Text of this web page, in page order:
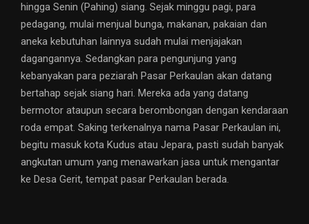
hingga Senin (Pahing) siang. Sejak minggu pagi, para
pedagang, mulai menjual bunga, makanan, pakaian dan
aneka kebutuhan lainnya sudah mulai menjajakan
dagangannya. Sedangkan para pengunjung yang
kebanyakan para peziarah Pasar Perkaulan akan datang
bertahap sejak siang hari. Mereka ada yang datang
bermotor ataupun secara berombongan dengan kendaraan
roda empat. Saking terkenalnya nama Pasar Perkaulan ini,
begitu masuk kota Kudus atau Jepara, pasti sudah banyak
angkutan umum yang menawarkan jasa untuk mengantar
ke Desa Gerit, tempat pasar Perkaulan berada.